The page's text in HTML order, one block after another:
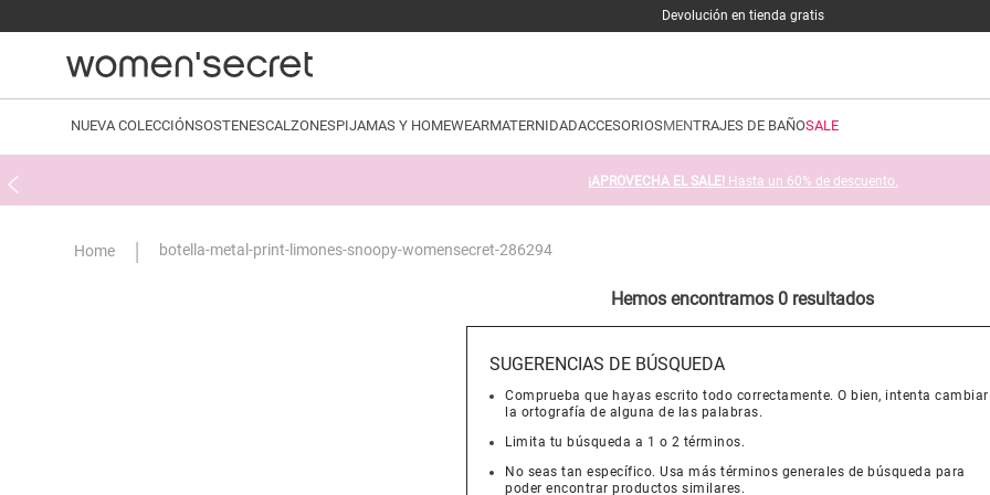
Devolución en tienda gratis
NUEVA COLECCIÓNSOSTENESCALZONESPIJAMAS Y HOMEWEARMATERNIDADACCESORIOSMENTRAJES DE BAÑOSALE
¡APROVECHA EL SALE! Hasta un 60% de descuento.
botella-metal-print-limones-snoopy-womensecret-286294
Hemos encontramos 0 resultados
SUGERENCIAS DE BÚSQUEDA
Comprueba que hayas escrito todo correctamente. O bien, intenta cambiar
la ortografía de alguna de las palabras.
Limita tu búsqueda a 1 o 2 términos.
No seas tan específico. Usa más términos generales de búsqueda para
poder encontrar productos similares.